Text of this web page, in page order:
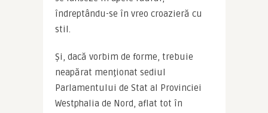
îndreptându-se în vreo croazieră cu
stil.
Și, dacă vorbim de forme, trebuie
neapărat menţionat sediul
Parlamentului de Stat al Provinciei
Westphalia de Nord, aflat tot în